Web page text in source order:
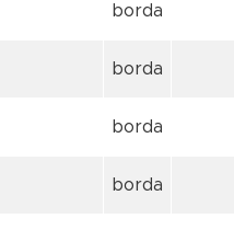
borda
borda
borda
borda